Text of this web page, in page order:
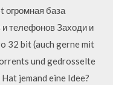
огромная база
и телефонов Заходи и
32 bit (auch gerne mit
und gedrosselte
jemand eine Idee?